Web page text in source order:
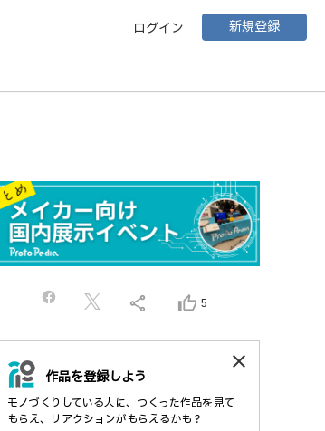
ログイン 新規登録
share thumb_up_alt 5
作品を登録しよう
モノづくりしている人に、つくった作品を見て
もらえ、リアクションがもらえるかも？
close